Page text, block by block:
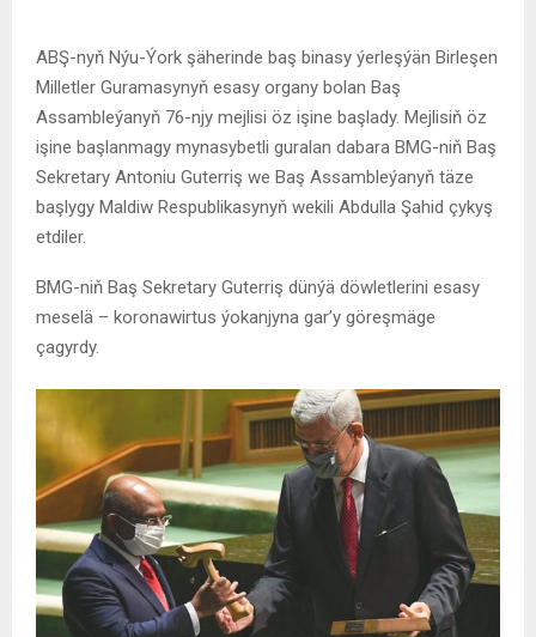
ABŞ-nyň Nýu-Ýork şäherinde baş binasy ýerleşýän Birleşen
Milletler Guramasynyň esasy organy bolan Baş
Assambleýanyň 76-njy mejlisi öz işine başlady. Mejlisiň öz
işine başlanmagy mynasybetli guralan dabara BMG-niň Baş
Sekretary Antoniu Guterriş we Baş Assambleýanyň täze
başlygy Maldiw Respublikasynyň wekili Abdulla Şahid çykyş
etdiler.
BMG-niň Baş Sekretary Guterriş dünýä döwletlerini esasy
meselä – koronawirtus ýokanjyna gar’y göreşmäge
çagyrdy.